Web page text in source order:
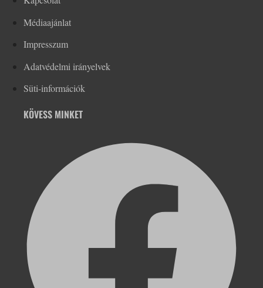
Médiaajánlat
Impresszum
Adatvédelmi irányelvek
Süti-információk
KÖVESS MINKET